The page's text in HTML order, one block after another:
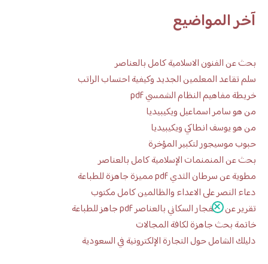
آخر المواضيع
بحث عن الفنون الاسلامية كامل بالعناصر
سلم تقاعد المعلمين الجديد وكيفية احتساب الراتب
خريطة مفاهيم النظام الشمسي pdf
من هو سامر اسماعيل ويكيبيديا
من هو يوسف انطاكي ويكيبيديا
حبوب موسيجور لتكبير المؤخرة
بحث عن المنمنمات الإسلامية كامل بالعناصر
مطوية عن سرطان الثدي pdf مميزة جاهزة للطباعة
دعاء النصر على الاعداء والظالمين كامل مكتوب
تقرير عن الانفجار السكاني بالعناصر pdf جاهز للطباعة
خاتمة بحث جاهزة لكافة المجالات
دليلك الشامل حول التجارة الإلكترونية في السعودية